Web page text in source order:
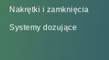
Nakrętki i zamknięcia
Systemy dozujące